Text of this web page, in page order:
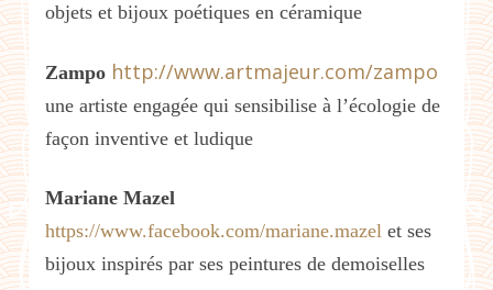
objets et bijoux poétiques en céramique
Zampo http://www.artmajeur.com/zampo
une artiste engagée qui sensibilise à l’écologie de
façon inventive et ludique
Mariane Mazel
https://www.facebook.com/mariane.mazel et ses
bijoux inspirés par ses peintures de demoiselles